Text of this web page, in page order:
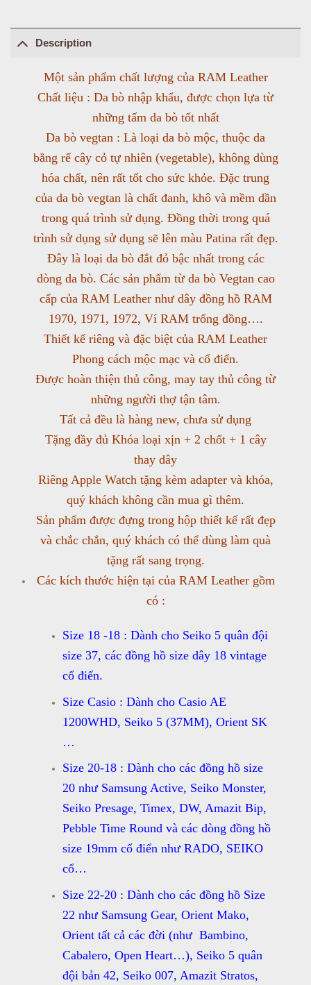
Description
Một sản phẩm chất lượng của RAM Leather
Chất liệu : Da bò nhập khẩu, được chọn lựa từ
những tấm da bò tốt nhất
Da bò vegtan : Là loại da bò mộc, thuộc da
bằng rể cây cỏ tự nhiên (vegetable), không dùng
hóa chất, nên rất tốt cho sức khỏe. Đặc trung
của da bò vegtan là chất đanh, khô và mềm dần
trong quá trình sử dụng. Đồng thời trong quá
trình sử dụng sử dụng sẽ lên màu Patina rất đẹp.
Đây là loại da bò đắt đỏ bậc nhất trong các
dòng da bò. Các sản phẩm từ da bò Vegtan cao
cấp của RAM Leather như dây đồng hồ RAM
1970, 1971, 1972, Ví RAM trống đồng….
Thiết kế riêng và đặc biệt của RAM Leather
Phong cách mộc mạc và cổ điển.
Được hoàn thiện thủ công, may tay thủ công từ
những người thợ tận tâm.
Tất cả đều là hàng new, chưa sử dụng
Tặng đầy đủ Khóa loại xịn + 2 chốt + 1 cây
thay dây
Riêng Apple Watch tặng kèm adapter và khóa,
quý khách không cần mua gì thêm.
Sản phẩm được đựng trong hộp thiết kế rất đẹp
và chắc chắn, quý khách có thể dùng làm quà
tặng rất sang trọng.
Các kích thước hiện tại của RAM Leather gồm
có :
Size 18 -18 : Dành cho Seiko 5 quân đội
size 37, các đồng hồ size dây 18 vintage
cổ điển.
Size Casio : Dành cho Casio AE
1200WHD, Seiko 5 (37MM), Orient SK
…
Size 20-18 : Dành cho các đồng hồ size
20 như Samsung Active, Seiko Monster,
Seiko Presage, Timex, DW, Amazit Bip,
Pebble Time Round và các dòng đồng hồ
size 19mm cổ điển như RADO, SEIKO
cổ…
Size 22-20 : Dành cho các đồng hồ Size
22 như Samsung Gear, Orient Mako,
Orient tất cả các đời (như Bambino,
Cabalero, Open Heart…), Seiko 5 quân
đội bản 42, Seiko 007, Amazit Stratos,